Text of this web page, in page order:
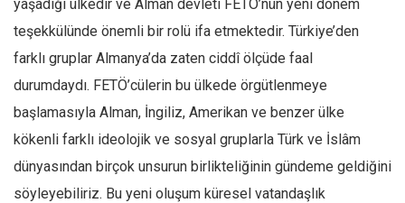
yaşadığı ülkedir ve Alman devleti FETÖ’nün yeni dönem
teşekkülünde önemli bir rolü ifa etmektedir. Türkiye’den
farklı gruplar Almanya’da zaten ciddî ölçüde faal
durumdaydı. FETÖ’cülerin bu ülkede örgütlenmeye
başlamasıyla Alman, İngiliz, Amerikan ve benzer ülke
kökenli farklı ideolojik ve sosyal gruplarla Türk ve İslâm
dünyasından birçok unsurun birlikteliğinin gündeme geldiğini
söyleyebiliriz. Bu yeni oluşum küresel vatandaşlık